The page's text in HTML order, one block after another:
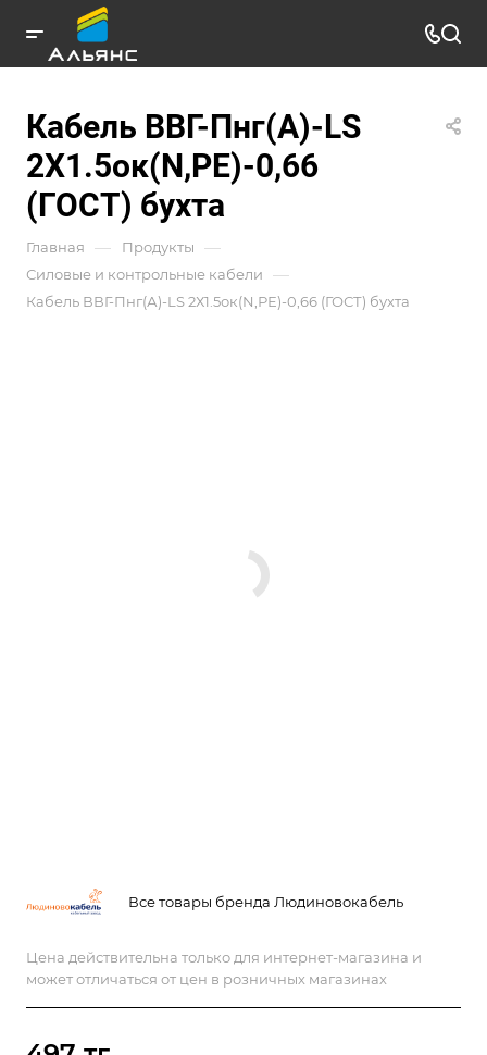
Кабель ВВГ-Пнг(А)-LS
2Х1.5ок(N,РЕ)-0,66
(ГОСТ) бухта
Главная — Продукты —
Силовые и контрольные кабели —
Кабель ВВГ-Пнг(А)-LS 2Х1.5ок(N,РЕ)-0,66 (ГОСТ) бухта
Все товары бренда Людиновокабель
Цена действительна только для интернет-магазина и
может отличаться от цен в розничных магазинах